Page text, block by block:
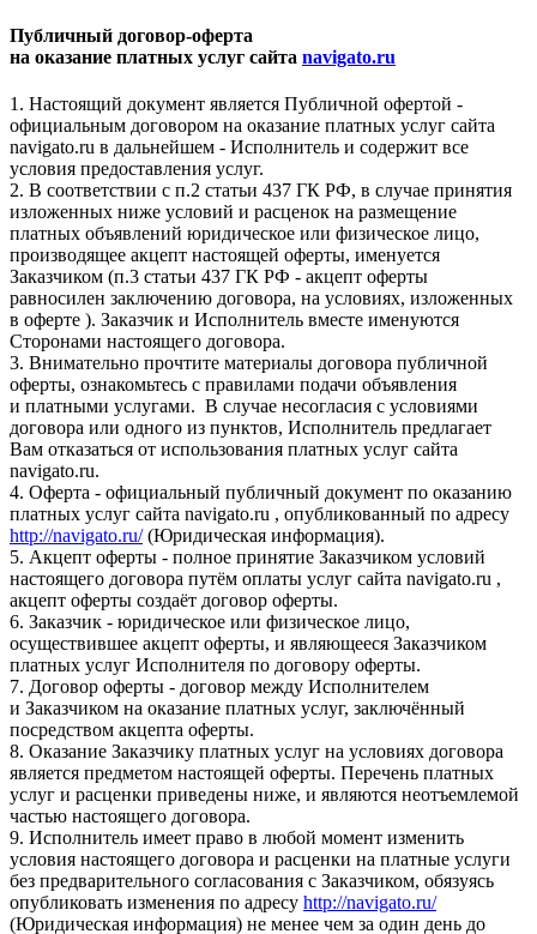
Публичный договор-оферта
на оказание платных услуг сайта navigato.ru
1. Настоящий документ является Публичной офертой -
официальным договором на оказание платных услуг сайта
navigato.ru в дальнейшем - Исполнитель и содержит все
условия предоставления услуг.
2. В соответствии с п.2 статьи 437 ГК РФ, в случае принятия
изложенных ниже условий и расценок на размещение
платных объявлений юридическое или физическое лицо,
производящее акцепт настоящей оферты, именуется
Заказчиком (п.3 статьи 437 ГК РФ - акцепт оферты
равносилен заключению договора, на условиях, изложенных
в оферте ). Заказчик и Исполнитель вместе именуются
Сторонами настоящего договора.
3. Внимательно прочтите материалы договора публичной
оферты, ознакомьтесь с правилами подачи объявления
и платными услугами. В случае несогласия с условиями
договора или одного из пунктов, Исполнитель предлагает
Вам отказаться от использования платных услуг сайта
navigato.ru.
4. Оферта - официальный публичный документ по оказанию
платных услуг сайта navigato.ru , опубликованный по адресу
http://navigato.ru/(Юридическая информация).
5. Акцепт оферты - полное принятие Заказчиком условий
настоящего договора путём оплаты услуг сайта navigato.ru ,
акцепт оферты создаёт договор оферты.
6. Заказчик - юридическое или физическое лицо,
осуществившее акцепт оферты, и являющееся Заказчиком
платных услуг Исполнителя по договору оферты.
7. Договор оферты - договор между Исполнителем
и Заказчиком на оказание платных услуг, заключённый
посредством акцепта оферты.
8. Оказание Заказчику платных услуг на условиях договора
является предметом настоящей оферты. Перечень платных
услуг и расценки приведены ниже, и являются неотъемлемой
частью настоящего договора.
9. Исполнитель имеет право в любой момент изменить
условия настоящего договора и расценки на платные услуги
без предварительного согласования с Заказчиком, обязуясь
опубликовать изменения по адресу http://navigato.ru/
(Юридическая информация) не менее чем за один день до